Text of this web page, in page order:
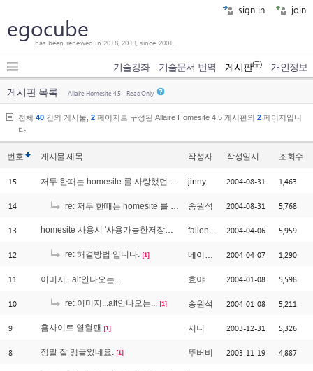
sign in join
egocube
has been renewed in 2018, 2013, since 2001.
기술강좌 기술문서 번역 게시판(구) 개인정보
게시판 목록 Allaire Homesite 4.5 - Read Only
전체 40 건의 게시물, 2 페이지로 구성된 Allaire Homesite 4.5 게시판의 2 페이지입니
다.
번호 게시물제목 작성자 작성일시 조회수
15 저두 한때는 homesite 를 사랑했던 유저입니다. jinny 2004-08-31 1,463
14 re: 저두 한때는 homesite 를 사랑했던 유저입니다. 송원석 2004-08-31 5,768
13 homesite 사용시 '사용가능한저장장소가부족합니다' [1]
fallenangels 2004-04-06 5,959
12 re: 해결방법 입니다. [1] 네이킷탱고 2004-04-07 1,290
11 이미지...alt안나오는... 효야 2004-01-08 5,598
10 re: 이미지...alt안나오는... [1] 송원석 2004-01-08 5,211
9 홈사이트 열혈팬 [1] 지니 2003-12-31 5,326
8 정말 잘 맹글었네요. [1] 뚜버비 2003-11-19 4,887